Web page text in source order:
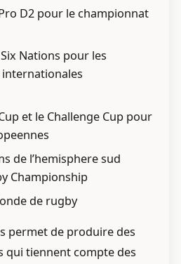
D2 pour le championnat
Nations pour les
et le Challenge Cup pour
de l’hemisphere sud
Championship
de rugby
permet de produire des
qui tiennent compte des